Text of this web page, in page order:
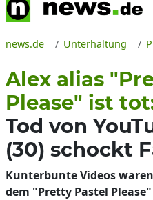
news.de Unterhaltung
Alex alias
Please" ist
Tod von
(30) schockt
Kunterbunte Videos
dem "Pretty Pastel